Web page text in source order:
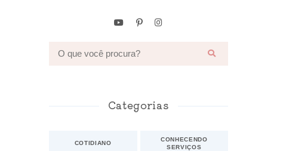
Categorias
COTIDIANO
CONHECENDO
SERVIÇOS